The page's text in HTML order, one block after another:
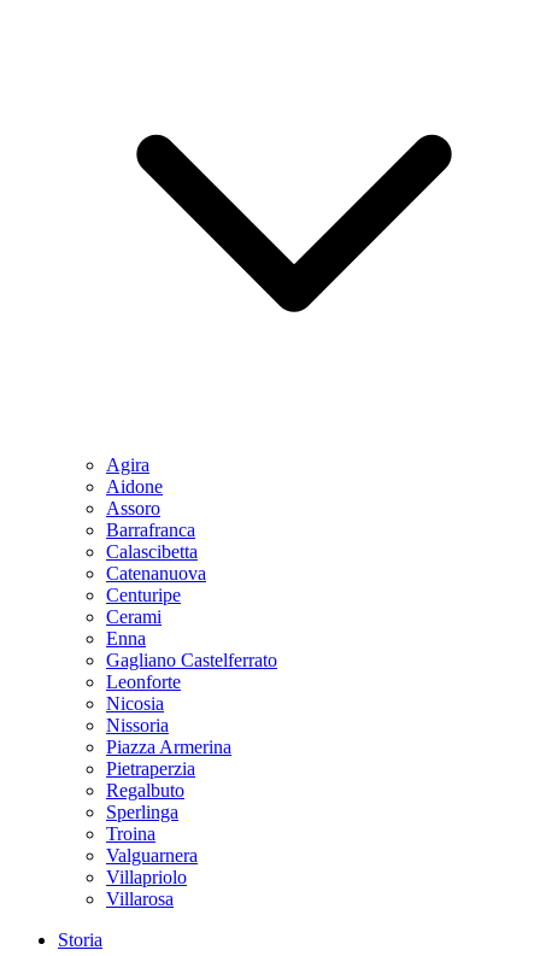
Agira
Aidone
Assoro
Barrafranca
Calascibetta
Catenanuova
Centuripe
Cerami
Enna
Gagliano Castelferrato
Leonforte
Nicosia
Nissoria
Piazza Armerina
Pietraperzia
Regalbuto
Sperlinga
Troina
Valguarnera
Villapriolo
Villarosa
Storia